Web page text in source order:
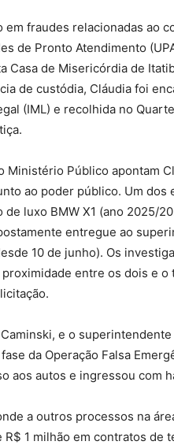
fraudes relacionadas ao
de Pronto Atendimento
Casa de Misericórdia de
de custódia, Cláudia foi
(IML) e recolhida no
Ministério Público apontam
ao poder público. Um dos
luxo BMW X1 (ano 2025/
entregue ao
10 de junho). Os
entre os dois e o
e o
da Operação Falsa
aos autos e ingressou com
a outros processos na
1 milhão em contratos de